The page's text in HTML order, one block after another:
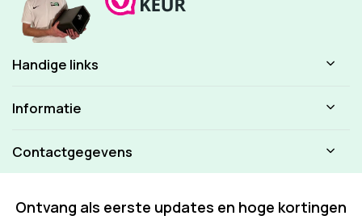
Handige links
Informatie
Contactgegevens
Ontvang als eerste updates en hoge kortingen